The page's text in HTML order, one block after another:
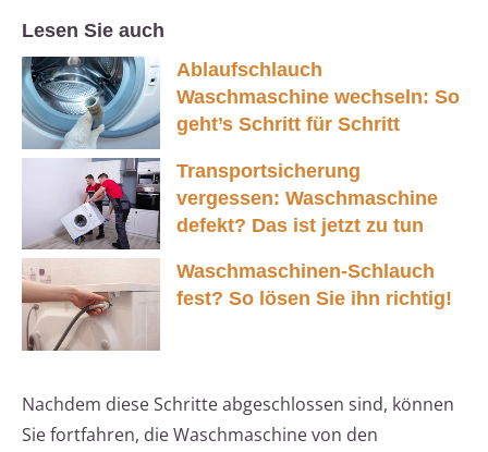
Lesen Sie auch
Ablaufschlauch
Waschmaschine wechseln: So
geht’s Schritt für Schritt
Transportsicherung
vergessen: Waschmaschine
defekt? Das ist jetzt zu tun
Waschmaschinen-Schlauch
fest? So lösen Sie ihn richtig!
Nachdem diese Schritte abgeschlossen sind, können
Sie fortfahren, die Waschmaschine von den